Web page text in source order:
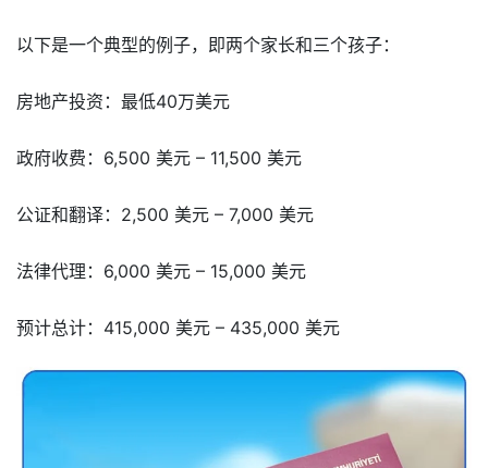
以下是一个典型的例子，即两个家长和三个孩子：
房地产投资：最低40万美元
政府收费：6,500 美元 – 11,500 美元
公证和翻译：2,500 美元 – 7,000 美元
法律代理：6,000 美元 – 15,000 美元
预计总计：415,000 美元 – 435,000 美元